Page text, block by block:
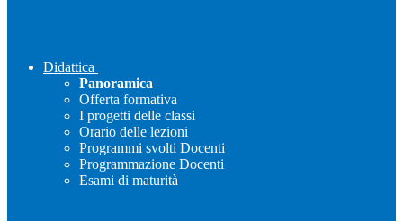
Didattica
Panoramica
Offerta formativa
I progetti delle classi
Orario delle lezioni
Programmi svolti Docenti
Programmazione Docenti
Esami di maturità